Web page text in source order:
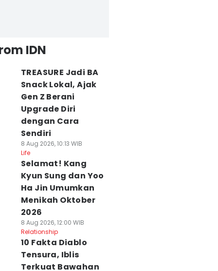
IDN
TREASURE Jadi BA
Snack Lokal, Ajak
Gen Z Berani
Upgrade Diri
dengan Cara
Sendiri
8 Aug 2026, 10:13 WIB
Life
Selamat! Kang
Kyun Sung dan Yoo
Ha Jin Umumkan
Menikah Oktober
2026
8 Aug 2026, 12:00 WIB
Relationship
10 Fakta Diablo
Tensura, Iblis
Terkuat Bawahan